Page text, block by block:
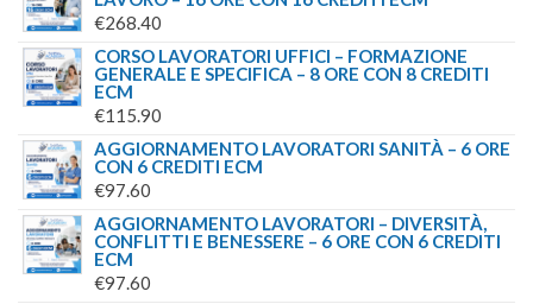
€268.40
CORSO LAVORATORI UFFICI – FORMAZIONE
GENERALE E SPECIFICA – 8 ORE CON 8 CREDITI
ECM
€115.90
AGGIORNAMENTO LAVORATORI SANITÀ – 6 ORE
CON 6 CREDITI ECM
€97.60
AGGIORNAMENTO LAVORATORI – DIVERSITÀ,
CONFLITTI E BENESSERE – 6 ORE CON 6 CREDITI
ECM
€97.60